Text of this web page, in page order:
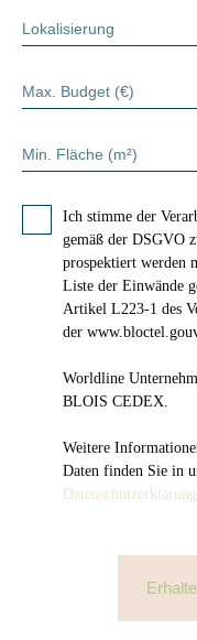
Lokalisierung
Max. Budget (€)
Min. Fläche (m²)
Ich stimme der
gemäß der DSGVO
prospektiert werden
Liste der Einwände
Artikel L223-1 des
der
Worldline
BLOIS CEDEX.
Weitere
Daten finden Sie in
Datenschutzerklärung